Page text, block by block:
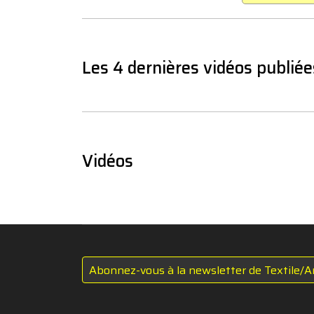
Les 4 dernières vidéos
Vidéos
Abonnez-vous à la newsletter de Textile/